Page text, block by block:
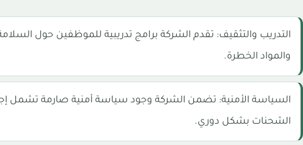
التدريب والتثقيف: تقدم الشركة برامج تدريبية للموظفين حول
والمواد الخطرة.
السياسة الأمنية: تضمن الشركة وجود سياسة أمنية صارمة تشمل
الشحنات بشكل دوري.